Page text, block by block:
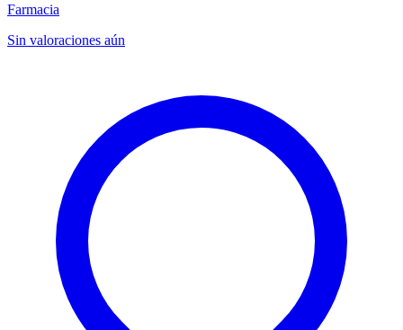
Farmacia
Sin valoraciones aún